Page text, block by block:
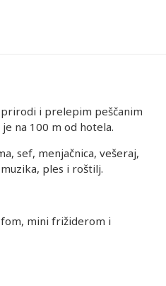
i prelepim peščanim
na 100 m od hotela.
sef, menjačnica, vešeraj,
ples i roštilj.
mini frižiderom i